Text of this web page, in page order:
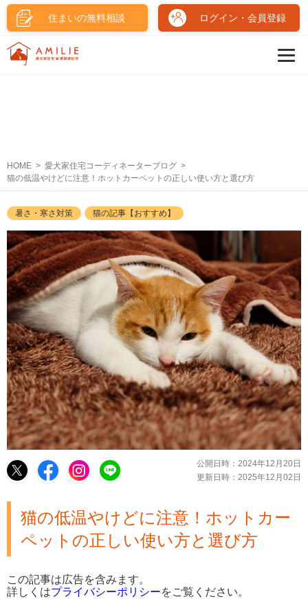
住まいの無料相談 ログイン・会員登録
HOME
愛犬家住宅コーディネーターブログ
猫の低温やけどに注意！ホットカーペットの正しい使い方と選び方
暑さ・寒さ対策 猫の記事【おすすめ】
公開日時： 2024年12月20日
更新日時： 2025年12月02日
猫の低温やけどに注意！ホットカー
ペットの正しい使い方と選び方
この記事は広告を含みます。
詳しくはプライバシーポリシーをご覧ください。